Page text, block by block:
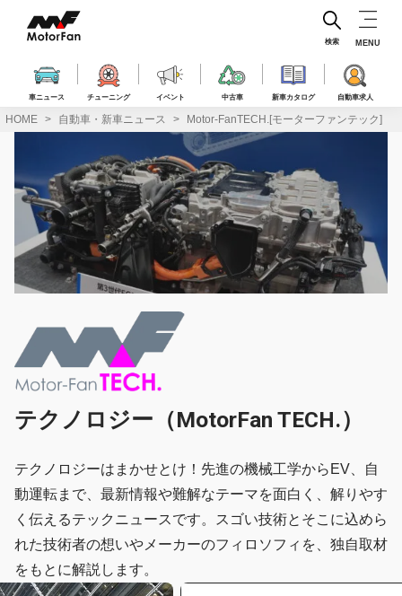
ス
車ニュース チューニング イベント 中古車 新車カタログ 自動車求人
検索 MENU
HOME 自動車・新車ニュース Motor-FanTECH.[モーターファンテック]
テクノロジー（MotorFan TECH.）
テクノロジーはまかせとけ！先進の機械工学からEV、自
動運転まで、最新情報や難解なテーマを面白く、解りやす
く伝えるテックニュースです。スゴい技術とそこに込めら
れた技術者の想いやメーカーのフィロソフィを、独自取材
をもとに解説します。